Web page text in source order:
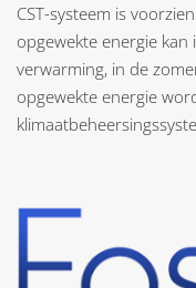
CST-systeem is
opgewekte energie
verwarming, in de
opgewekte energie